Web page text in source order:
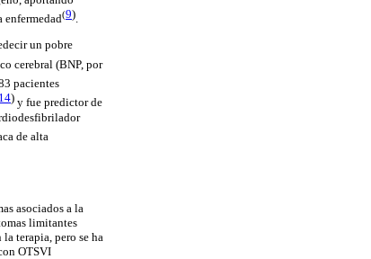
enfermedad(9).
un pobre
cerebral (BNP, por
pacientes
14) y fue predictorde
de alta
asociados a la
limitantes
terapia, pero se ha
OTSVI